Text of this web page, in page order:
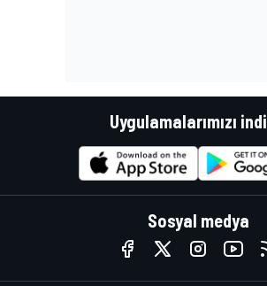
Uygulamalarımızı
Sosyal medya